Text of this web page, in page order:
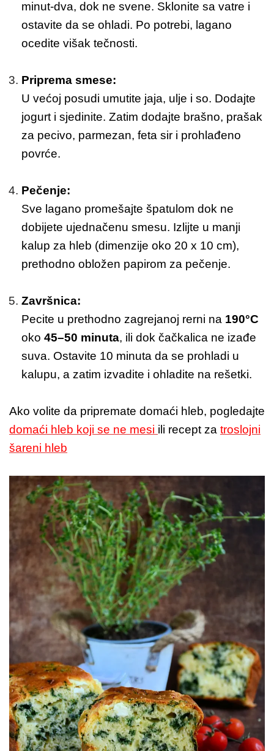
minut-dva, dok ne svene. Sklonite sa vatre i
ostavite da se ohladi. Po potrebi, lagano
ocedite višak tečnosti.
Priprema smese:
U većoj posudi umutite jaja, ulje i so. Dodajte
jogurt i sjedinite. Zatim dodajte brašno, prašak
za pecivo, parmezan, feta sir i prohlađeno
povrće.
Pečenje:
Sve lagano promešajte špatulom dok ne
dobijete ujednačenu smesu. Izlijte u manji
kalup za hleb (dimenzije oko 20 x 10 cm),
prethodno obložen papirom za pečenje.
Završnica:
Pecite u prethodno zagrejanoj rerni na 190°C
oko 45–50 minuta, ili dok čačkalica ne izađe
suva. Ostavite 10 minuta da se prohladi u
kalupu, a zatim izvadite i ohladite na rešetki.
Ako volite da pripremate domaći hleb, pogledajte
domaći hleb koji se ne mesi ili recept za troslojni
šareni hleb